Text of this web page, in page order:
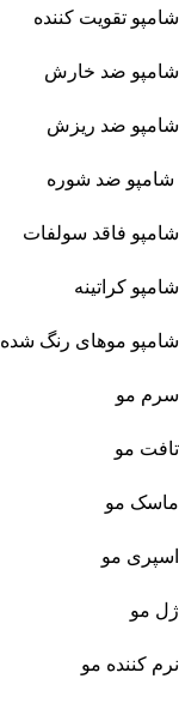
شامپو تقویت کننده
شامپو ضد خارش
شامپو ضد ریزش
شامپو ضد شوره
شامپو فاقد سولفات
شامپو کراتینه
شامپو موهای رنگ شده
سرم مو
تافت مو
ماسک مو
اسپری مو
ژل مو
نرم کننده مو